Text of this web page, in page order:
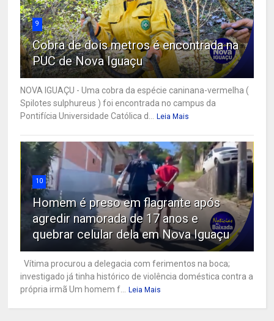
9
Cobra de dois metros é encontrada na
PUC de Nova Iguaçu
NOVA IGUAÇU - Uma cobra da espécie caninana-vermelha (
Spilotes sulphureus ) foi encontrada no campus da
Pontifícia Universidade Católica d... Leia Mais
10
Homem é preso em flagrante após
agredir namorada de 17 anos e
quebrar celular dela em Nova Iguaçu
Vítima procurou a delegacia com ferimentos na boca;
investigado já tinha histórico de violência doméstica contra a
própria irmã Um homem f... Leia Mais